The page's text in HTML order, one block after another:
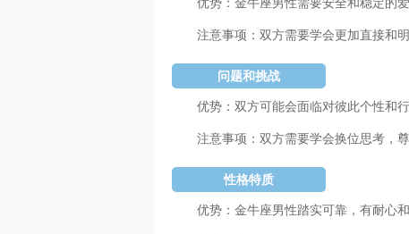
注意事项：双方需要学会更加直接和
问题和挑战
优势：双方可能会面临对彼此个性和
注意事项：双方需要学会换位思考，
性格特质
优势：金牛座男性踏实可靠，有耐心